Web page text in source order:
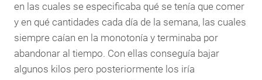
en las cuales se especificaba qué se tenía que comer
y en qué cantidades cada día de la semana, las cuales
siempre caían en la monotonía y terminaba por
abandonar al tiempo. Con ellas conseguía bajar
algunos kilos pero posteriormente los iría